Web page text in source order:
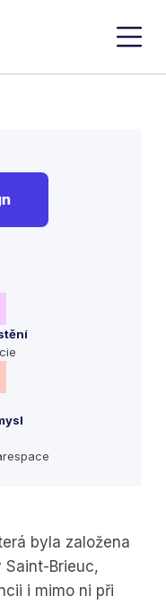
byla založena
Saint-Brieuc,
i mimo ni při